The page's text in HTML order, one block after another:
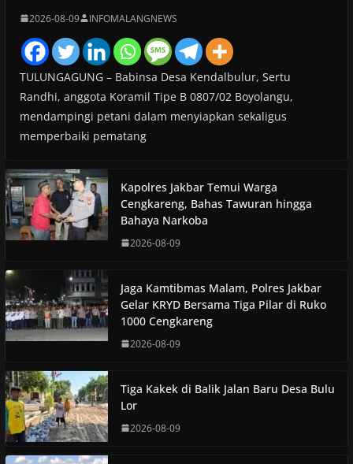
2026-08-09 INFOMALANGNEWS
TULUNGAGUNG – Babinsa Desa Kendalbulur, Sertu
Randhi, anggota Koramil Tipe B 0807/02 Boyolangu,
mendampingi petani dalam menyiapkan sekaligus
memperbaiki pematang
Kapolres Jakbar Temui Warga
Cengkareng, Bahas Tawuran hingga
Bahaya Narkoba
2026-08-09
Jaga Kamtibmas Malam, Polres Jakbar
Gelar KRYD Bersama Tiga Pilar di Ruko
1000 Cengkareng
2026-08-09
Tiga Kakek di Balik Jalan Baru Desa Bulu
Lor
2026-08-09